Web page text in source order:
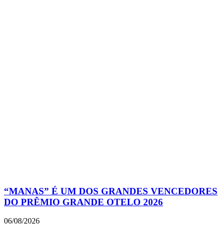
“MANAS” É UM DOS GRANDES VENCEDORES
DO PRÊMIO GRANDE OTELO 2026
06/08/2026